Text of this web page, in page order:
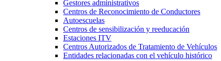
Gestores administrativos
Centros de Reconocimiento de Conductores
Autoescuelas
Centros de sensibilización y reeducación
Estaciones ITV
Centros Autorizados de Tratamiento de Vehículos
Entidades relacionadas con el vehículo histórico